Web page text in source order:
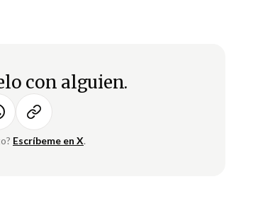
con alguien.
Escríbeme en X.